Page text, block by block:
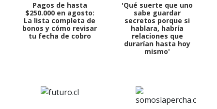
Pagos de hasta
$250.000 en agosto:
La lista completa de
bonos y cómo revisar
tu fecha de cobro
'Qué suerte que uno
sabe guardar
secretos porque si
hablara, habría
relaciones que
durarían hasta hoy
mismo'